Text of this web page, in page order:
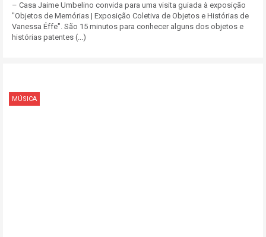
– Casa Jaime Umbelino convida para uma visita guiada à exposição
"Objetos de Memórias | Exposição Coletiva de Objetos e Histórias de
Vanessa Éffe". São 15 minutos para conhecer alguns dos objetos e
histórias patentes (...)
MÚSICA